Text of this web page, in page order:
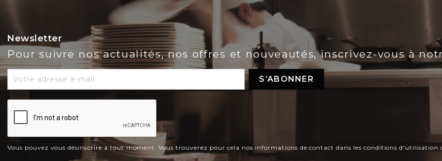
Newsletter
Pour suivre nos actualités, nos offres et nouveautés, inscrivez-vous à
Vous pouvez vous désinscrire à tout moment. Vous trouverez pour cela nos informations de contact dans les conditions d'utilisation